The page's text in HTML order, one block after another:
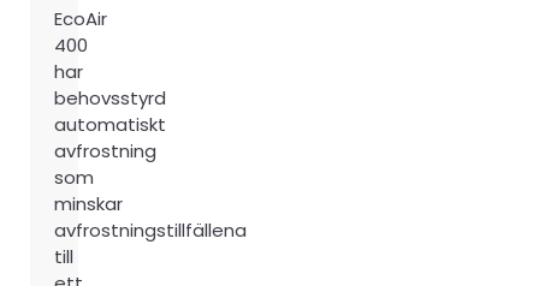
EcoAir
400
har
behovsstyrd
automatiskt
avfrostning
som
minskar
avfrostningstillfällena
till